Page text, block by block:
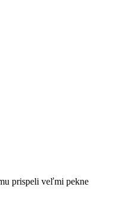
prispeli veľmi pekne